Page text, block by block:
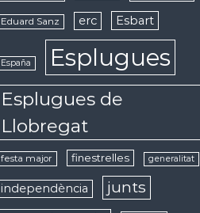
Eduard Sanz erc Esbart
España Esplugues
Esplugues de
Llobregat
festa major finestrelles generalitat
independència junts